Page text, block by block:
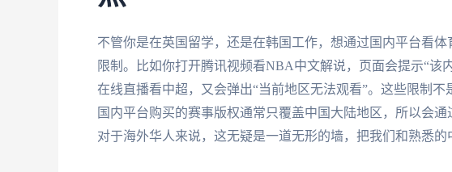
不管你是在英国留学，还是在韩国工作，想通过国内平台看
限制。比如你打开腾讯视频看NBA中文解说，页面会提示“该
在线直播看中超，又会弹出“当前地区无法观看”。这些限制
国内平台购买的赛事版权通常只覆盖中国大陆地区，所以会通
对于海外华人来说，这无疑是一道无形的墙，把我们和熟悉的